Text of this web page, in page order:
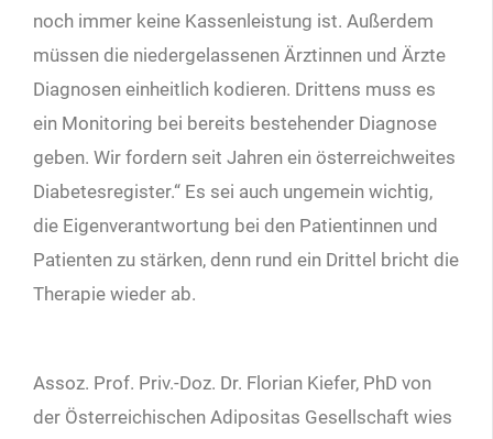
noch immer keine Kassenleistung ist. Außerdem
müssen die niedergelassenen Ärztinnen und Ärzte
Diagnosen einheitlich kodieren. Drittens muss es
ein Monitoring bei bereits bestehender Diagnose
geben. Wir fordern seit Jahren ein österreichweites
Diabetesregister.“ Es sei auch ungemein wichtig,
die Eigenverantwortung bei den Patientinnen und
Patienten zu stärken, denn rund ein Drittel bricht die
Therapie wieder ab.
Assoz. Prof. Priv.-Doz. Dr. Florian Kiefer, PhD von
der Österreichischen Adipositas Gesellschaft wies